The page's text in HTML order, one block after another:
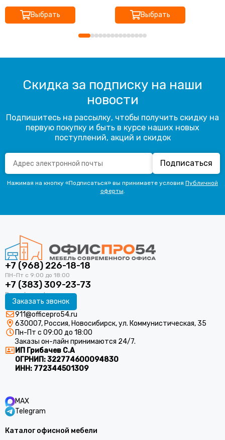
Выбрать Выбрать
Скидка за подписку на наши
новости
Подпишитесь на рассылку, чтобы получить скидку на
первую покупку и быть в курсе наших новых
поступлений, акций и скидок
Подписаться
Нажимая на кнопку «Подписаться» вы принимаете условия Публичной
оферты.
+7 (968) 226-18-18
+7 (383) 309-23-73
Заказать звонок
911@officepro54.ru
630007, Россия, Новосибирск, ул. Коммунистическая, 35
Пн-Пт с 09:00 до 18:00
Заказы он-лайн принимаются 24/7.
ИП Грибачев С.А
ОГРНИП:322774600094830
ИНН: 772344501309
MAX
Telegram
Каталог офисной мебели